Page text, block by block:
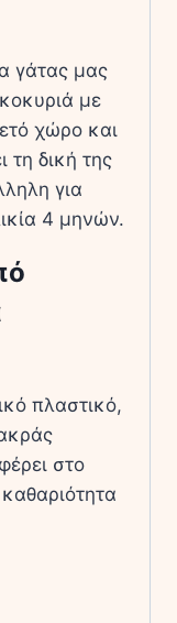
γάτας μας
με
χώρο και
τη δική της
για
4 μηνών.
πλαστικό,
στο